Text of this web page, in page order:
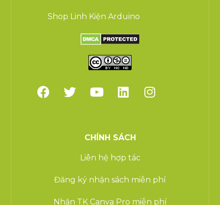
Shop Linh Kiện Arduino
CHÍNH SÁCH
Liên hệ hợp tác
Đăng ký nhận sách miễn phí
Nhận TK Canva Pro miễn phí